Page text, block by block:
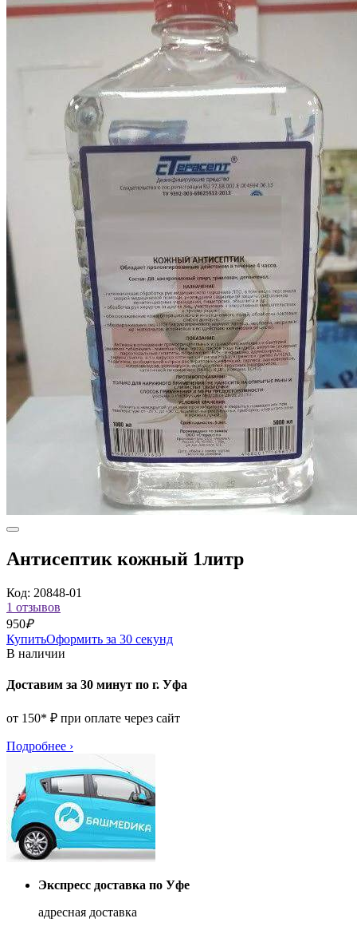
Антисептик кожный 1литр
Код: 20848-01
1 отзывов
950₽
КупитьОформить за 30 секунд
В наличии
Доставим за 30 минут по г. Уфа
от 150* ₽ при оплате через сайт
Подробнее ›
Экспресс доставка по Уфе
адресная доставка